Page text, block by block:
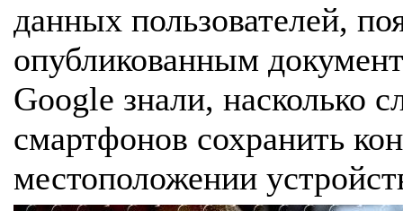
данных пользователей,
опубликованным
Google знали, насколько
смартфонов сохранить
местоположении